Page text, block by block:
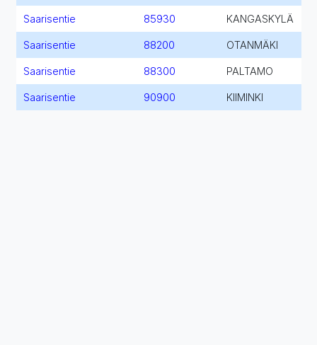
Saarisentie 85930 KANGASKYLÄ
Saarisentie 88200 OTANMÄKI
Saarisentie 88300 PALTAMO
Saarisentie 90900 KIIMINKI